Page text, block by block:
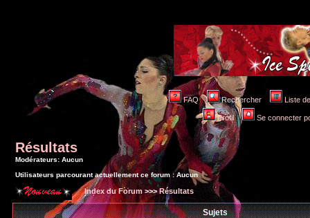
FAQ Rechercher Liste
Profil Se connecter
Résultats
Modérateurs: Aucun
Utilisateurs parcourant actuellement ce forum : Aucun
Index du Forum >>>Résultats
Sujets